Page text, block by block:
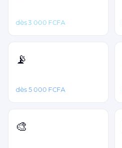
dès 3 000 FCFA
📡
dès 5 000 FCFA
🎨